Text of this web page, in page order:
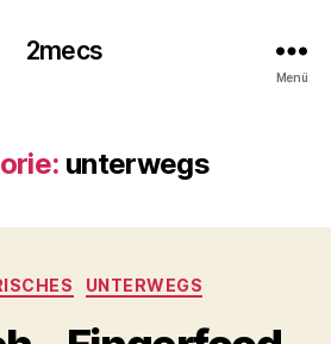
2mecs
Menü
unterwegs
Kategorien
UNTERWEGS